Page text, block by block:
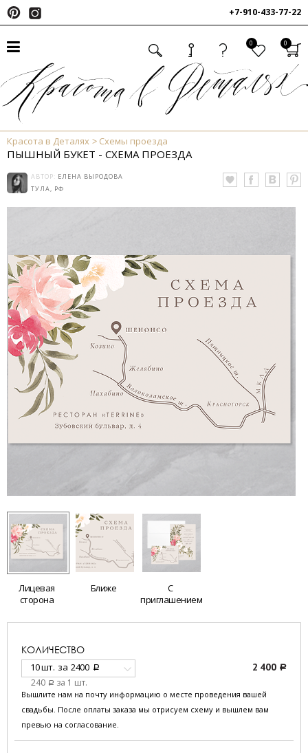
+7-910-433-77-22
0 0
Красота в Деталях Схемы проезда
ПЫШНЫЙ БУКЕТ - СХЕМА ПРОЕЗДА
АВТОР: ЕЛЕНА ВЫРОДОВА
ТУЛА, РФ
Лицевая
сторона
Ближе
С
приглашением
КОЛИЧЕСТВО
10 шт. за 2400 a
240 a за 1 шт.
2 400 a
Вышлите нам на почту информацию о месте проведения вашей
свадьбы. После оплаты заказа мы отрисуем схему и вышлем вам
превью на согласование.